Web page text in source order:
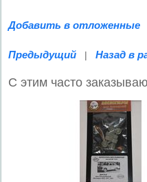
Добавить в отложенные
Предыдущий | Назад в
С этим часто